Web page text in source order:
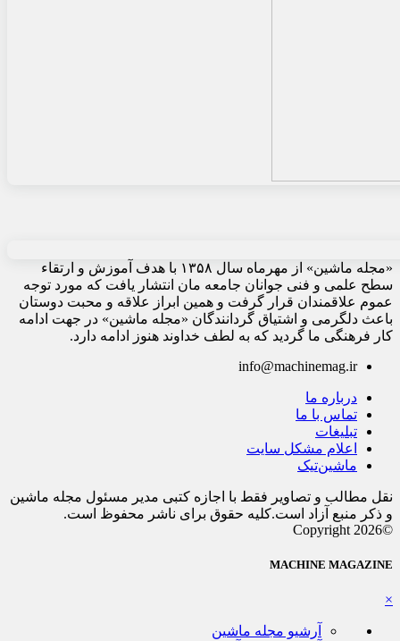
«مجله ماشین» از مهرماه سال ۱۳۵۸ با هدف آموزش و ارتقاء
سطح علمی و فنی جوانان جامعه مان انتشار یافت که مورد توجه
عموم علاقمندان قرار گرفت و همین ابراز علاقه و محبت دوستان
باعث دلگرمی و اشتیاق گردانندگان «مجله ماشین» در جهت ادامه
کار فرهنگی ما گردید که به لطف خداوند هنوز ادامه دارد.
info@machinemag.ir
درباره ما
تماس با ما
تبلیغات
اعلام مشکل سایت
ماشین‌تیک
نقل مطالب و تصاویر فقط با اجازه کتبی مدیر مسئول مجله ماشین
و ذکر منبع آزاد است.کلیه حقوق برای ناشر محفوظ است.
©Copyright 2026
MACHINE MAGAZINE
×
آرشیو مجله ماشین